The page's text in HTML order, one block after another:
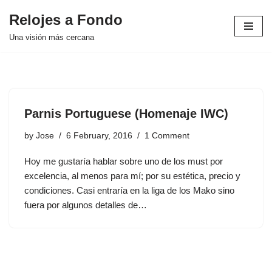
Skip
Relojes a Fondo
Una visión más cercana
Parnis Portuguese (Homenaje IWC)
by Jose 6 February, 2016 1 Comment
Hoy me gustaría hablar sobre uno de los must por
excelencia, al menos para mí; por su estética, precio y
condiciones. Casi entraría en la liga de los Mako sino
fuera por algunos detalles de…